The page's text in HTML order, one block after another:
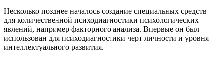
Несколько позднее началось создание специальных средств
для количественной психодиагностики психологических
явлений, например факторного анализа. Впервые он был
использован для психодиагностики черт личности и уровня
интеллектуального развития.